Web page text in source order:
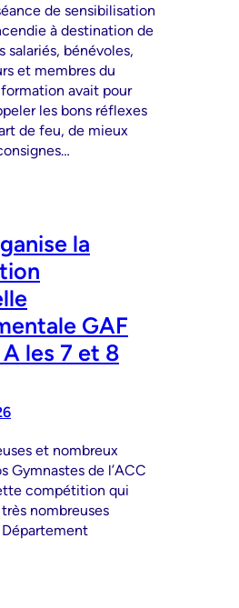
de sensibilisation
à destination de
salariés, bénévoles,
et membres du
avait pour
les bons réflexes
de feu, de mieux
la
GAF
les 7 et 8
et nombreux
Gymnastes de l’ACC
compétition qui
nombreuses